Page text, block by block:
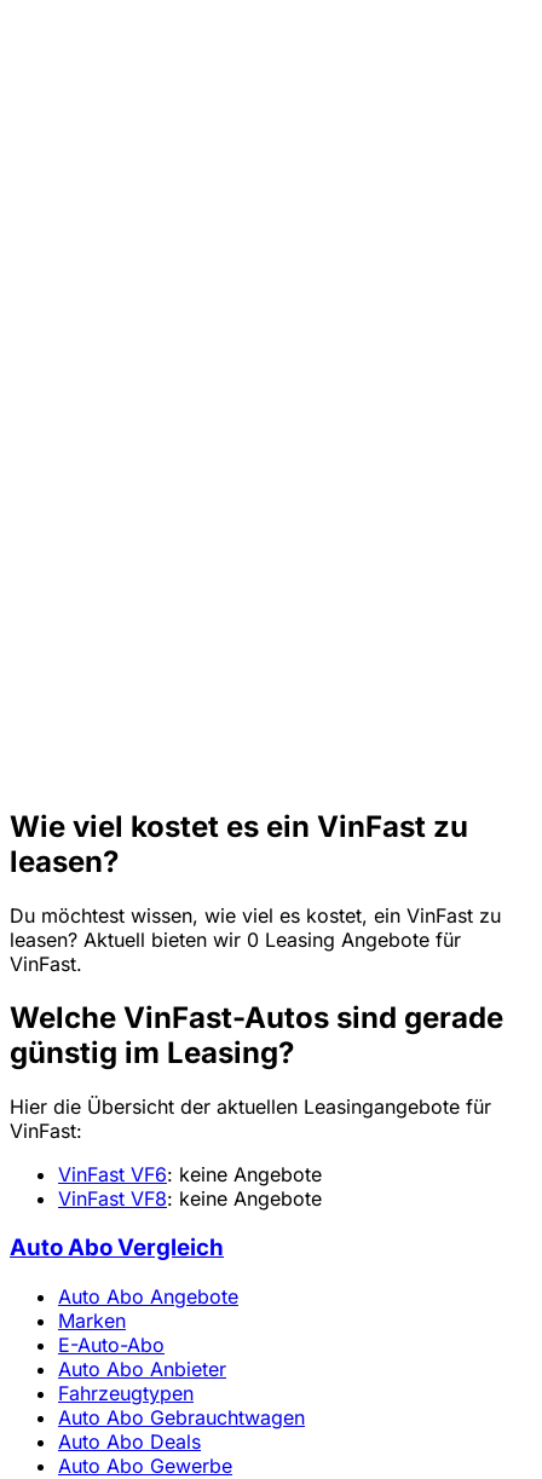
Wie viel kostet es ein VinFast zu
leasen?
Du möchtest wissen, wie viel es kostet, ein VinFast zu
leasen? Aktuell bieten wir 0 Leasing Angebote für
VinFast.
Welche VinFast-Autos sind gerade
günstig im Leasing?
Hier die Übersicht der aktuellen Leasingangebote für
VinFast:
VinFast VF6: keine Angebote
VinFast VF8: keine Angebote
Auto Abo Vergleich
Auto Abo Angebote
Marken
E-Auto-Abo
Auto Abo Anbieter
Fahrzeugtypen
Auto Abo Gebrauchtwagen
Auto Abo Deals
Auto Abo Gewerbe